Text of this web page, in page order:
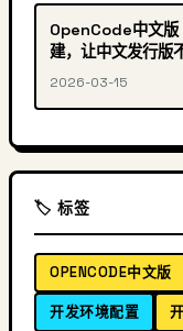
OpenCode中文版
建，让中文发行版
2026-03-15
🏷️ 标签
OPENCODE中文版
开发环境配置